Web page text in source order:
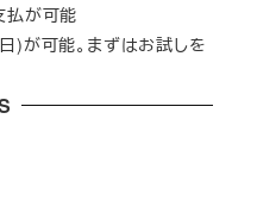
が可能
)が可能。まずはお試しを